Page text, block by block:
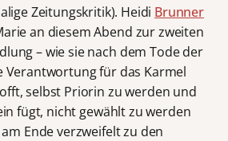
Zeitungskritik). Heidi Brunner
an diesem Abend zur zweiten
– wie sie nach dem Tode der
Verantwortung für das Karmel
selbst Priorin zu werden und
fügt, nicht gewählt zu werden
Ende verzweifelt zu den